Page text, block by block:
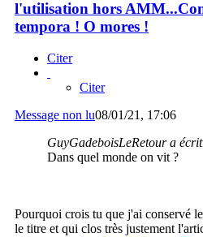
l'utilisation hors
tempora ! O mores !
Citer
Citer
Message non lu08/01/21, 17:06
GuyGadeboisLeRetour a
Dans quel monde on vit ?
Pourquoi crois tu que j'ai conservé
le titre et qui clos très justement